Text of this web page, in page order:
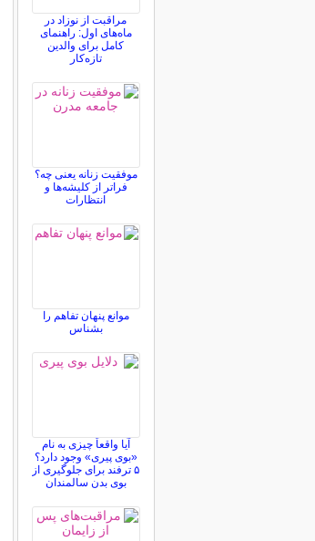
مراقبت از نوزاد در
ماه‌های اول: راهنمای
کامل برای والدین
تازه‌کار
موفقیت زنانه یعنی چه؟
فراتر از کلیشه‌ها و
انتظارات
موانع پنهان تفاهم را
بشناس
آیا واقعاً چیزی به نام
«بوی پیری» وجود دارد؟
۵ ترفند برای جلوگیری از
بوی بدن سالمندان